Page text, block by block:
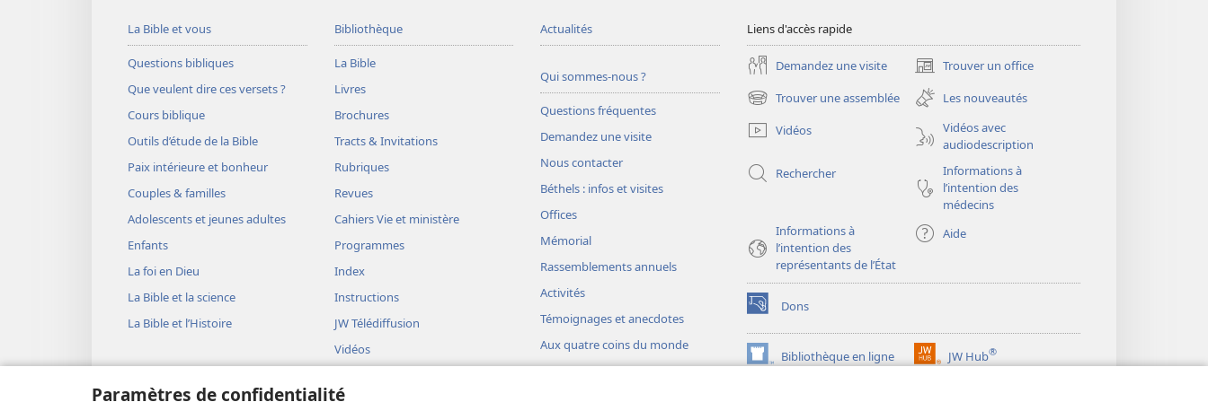
Paramètres de confidentialité
La Bible et vous
Questions bibliques
Que veulent dire ces versets ?
Cours biblique
Outils d’étude de la Bible
Paix intérieure et bonheur
Couples & familles
Adolescents et jeunes adultes
Enfants
La foi en Dieu
La Bible et la science
La Bible et l’Histoire
Bibliothèque
La Bible
Livres
Brochures
Tracts & Invitations
Rubriques
Revues
Cahiers Vie et ministère
Programmes
Index
Instructions
JW Télédiffusion
Vidéos
Actualités
Qui sommes-nous ?
Questions fréquentes
Demandez une visite
Nous contacter
Béthels : infos et visites
Offices
Mémorial
Rassemblements annuels
Activités
Témoignages et anecdotes
Aux quatre coins du monde
Liens d'accès rapide
Demandez une visite Trouver un office
(ouvre
une
nouvelle
fenêtre)
Trouver une assemblée
(ouvre
une
nouvelle
Les nouveautés
Vidéos
Vidéos avec
audiodescription
Rechercher
Informations à
l’intention des
médecins
Informations à
l’intention des
représentants de l’État
Aide
Dons
(ouvre
une
nouvelle
fenêtre)
Bibliothèque en ligne
(ouvre
JW Hub®
(ouvre